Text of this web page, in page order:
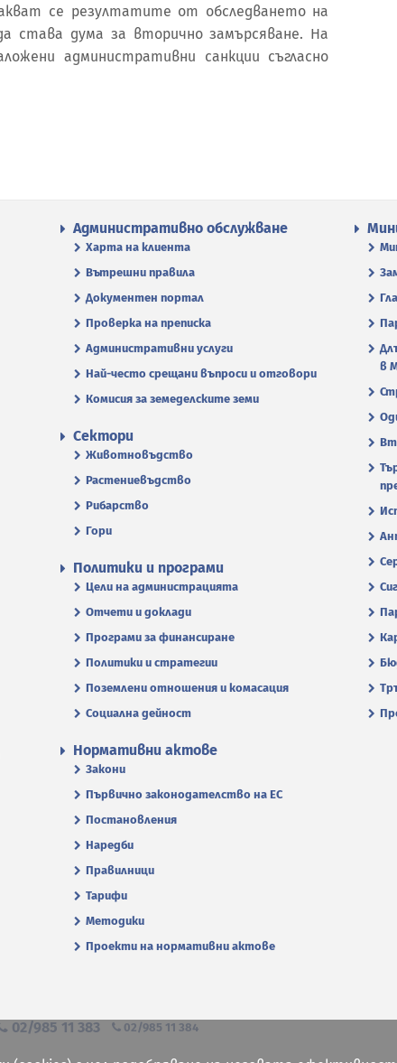
се резултатите от обследването на
става дума за вторично замърсяване. На
административни санкции съгласно
Административно обслужване
Харта на клиента
Вътрешни правила
Документен портал
Проверка на преписка
Административни услуги
Най-често срещани въпроси и отговори
Комисия за земеделските земи
в
Сектори
Животновъдство
Растениевъдство
Рибарство
Гори
Политики и програми
Цели на администрацията
Отчети и доклади
Програми за финансиране
Политики и стратегии
Поземлени отношения и комасация
Социална дейност
Нормативни актове
Закони
Първично законодателство на ЕС
Постановления
Наредби
Правилници
Тарифи
Методики
Проекти на нормативни актове
02/985 11 383 02/985 11 384